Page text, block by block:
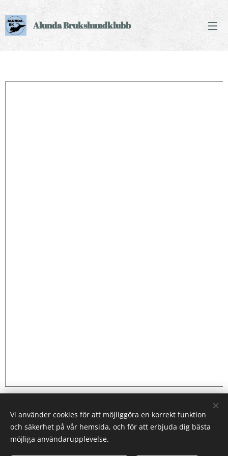
Alunda Brukshundklubb
Alunda Brukshundklubb | Alla rättigheter reserverade.
Vi använder cookies för att möjliggöra en korrekt funktion
och säkerhet på vår hemsida, och för att erbjuda dig bästa
möjliga användarupplevelse.